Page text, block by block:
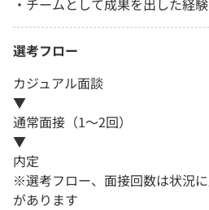
・チームとして成果を出した経
選考フロー
カジュアル面談
▼
通常面接（1～2回）
▼
内定
※選考フロー、面接回数は状況
があります